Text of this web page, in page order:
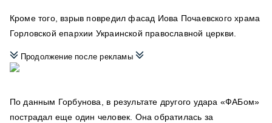
Кроме того, взрыв повредил фасад Иова Почаевского храма
Горловской епархии Украинской православной церкви.
Продолжение после рекламы
По данным Горбунова, в результате другого удара «ФАБом»
пострадал еще один человек. Онаобратилась за